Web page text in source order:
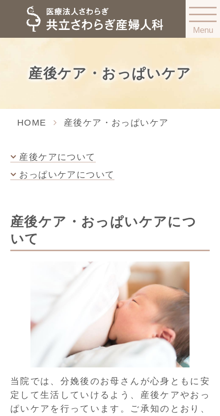
Menu
産後ケア・おっぱいケア
HOME 産後ケア・おっぱいケア
産後ケアについて
おっぱいケアについて
産後ケア・おっぱいケアにつ
いて
当院では、分娩後のお母さんが心身ともに安
定して生活していけるよう、産後ケアやおっ
ぱいケアを行っています。ご承知のとおり、